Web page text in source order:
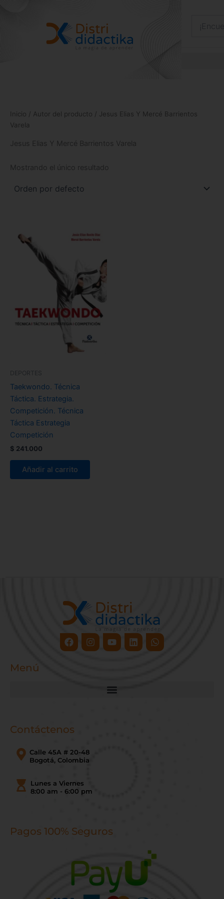
Inicio / Autor del producto / Jesus Elias Y Mercé Barrientos
Varela
Jesus Elias Y Mercé Barrientos Varela
Mostrando el único resultado
DEPORTES
Taekwondo. Técnica
Táctica. Estrategia.
Competición. Técnica
Táctica Estrategia
Competición
$ 241.000
Añadir al carrito
FacebookInstagram
YoutubeLinkedinWhatsapp
Menú
Contáctenos
Calle 45A # 20-48
Bogotá, Colombia
Lunes a Viernes
8:00 am - 6:00 pm
Pagos 100% Seguros